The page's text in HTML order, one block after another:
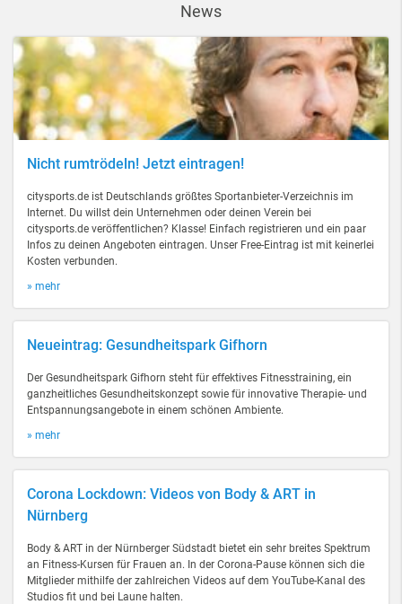
News
Nicht rumtrödeln! Jetzt eintragen!
citysports.de ist Deutschlands größtes Sportanbieter-Verzeichnis im
Internet. Du willst dein Unternehmen oder deinen Verein bei
citysports.de veröffentlichen? Klasse! Einfach registrieren und ein paar
Infos zu deinen Angeboten eintragen. Unser Free-Eintrag ist mit keinerlei
Kosten verbunden.
» mehr
Neueintrag: Gesundheitspark Gifhorn
Der Gesundheitspark Gifhorn steht für effektives Fitnesstraining, ein
ganzheitliches Gesundheitskonzept sowie für innovative Therapie- und
Entspannungsangebote in einem schönen Ambiente.
» mehr
Corona Lockdown: Videos von Body & ART in
Nürnberg
Body & ART in der Nürnberger Südstadt bietet ein sehr breites Spektrum
an Fitness-Kursen für Frauen an. In der Corona-Pause können sich die
Mitglieder mithilfe der zahlreichen Videos auf dem YouTube-Kanal des
Studios fit und bei Laune halten.